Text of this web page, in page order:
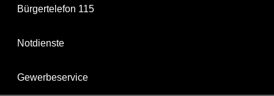
Bürgertelefon 115
Notdienste
Gewerbeservice